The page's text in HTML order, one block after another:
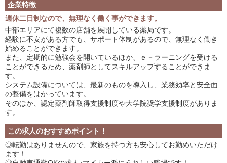
企業特徴
週休二日制なので、無理なく働く事ができます。
中部エリアにて複数の店舗を展開している薬局です。
経験に不安がある方でも、サポート体制があるので、無理なく働き
始めることができます。
また、定期的に勉強会を開いているほか、ｅ－ラーニングを受ける
ことができるため、薬剤師としてスキルアップすることができま
す。
システム設備については、最新のものを導入し、業務効率と安全面
の整備をはかっています。
そのほか、認定薬剤師取得支援制度や大学院奨学支援制度がありま
す。
この求人のおすすめポイント！
◎転勤はありませんので、家族を持つ方も安心してお勤めいただけ
ます！